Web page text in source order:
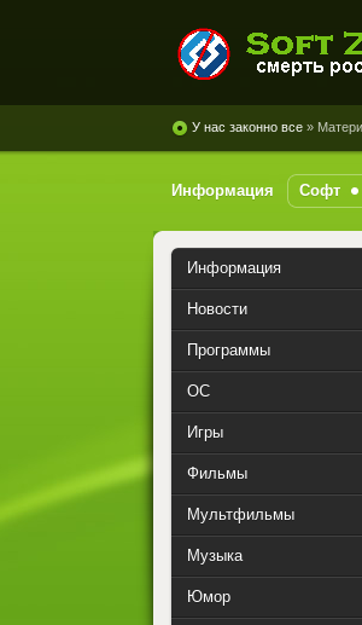
игры,
У нас законно все »
Информация Софт
Информация
Новости
Программы
ОС
Игры
Фильмы
Мультфильмы
Музыка
Юмор